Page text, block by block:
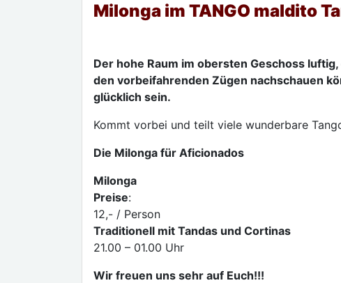
Milonga im TANGO maldito
Der hohe Raum im obersten Geschoss
den vorbeifahrenden Zügen nachschauen
glücklich sein.
Kommt vorbei und teilt viele wunderbare
Die Milonga für Aficionados
Milonga
Preise:
12,- / Person
Traditionell mit Tandas und Cortinas
21.00 – 01.00 Uhr
Wir freuen uns sehr auf Euch!!!